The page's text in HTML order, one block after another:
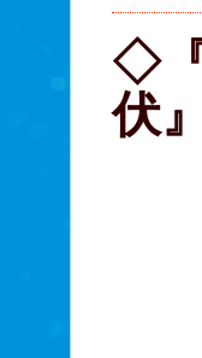
◇
伏』